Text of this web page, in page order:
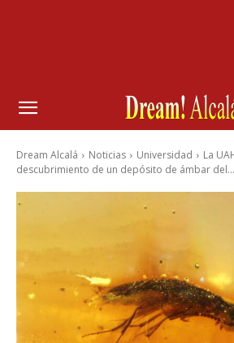
Dream Alcalá Noticias Universidad
La
descubrimiento de un depósito de ámbar del...